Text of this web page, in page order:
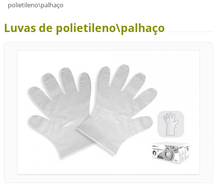
polietileno\palhaço
Luvas de polietileno\palhaço